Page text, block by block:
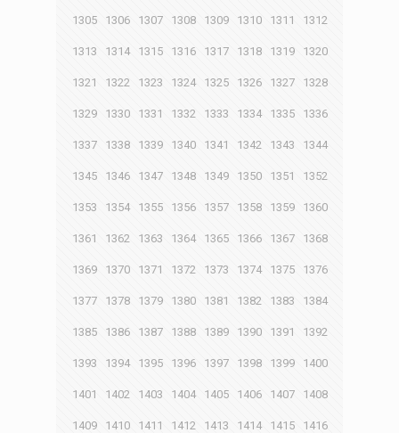
1305 1306 1307 1308 1309 1310 1311 1312
1313 1314 1315 1316 1317 1318 1319 1320
1321 1322 1323 1324 1325 1326 1327 1328
1329 1330 1331 1332 1333 1334 1335 1336
1337 1338 1339 1340 1341 1342 1343 1344
1345 1346 1347 1348 1349 1350 1351 1352
1353 1354 1355 1356 1357 1358 1359 1360
1361 1362 1363 1364 1365 1366 1367 1368
1369 1370 1371 1372 1373 1374 1375 1376
1377 1378 1379 1380 1381 1382 1383 1384
1385 1386 1387 1388 1389 1390 1391 1392
1393 1394 1395 1396 1397 1398 1399 1400
1401 1402 1403 1404 1405 1406 1407 1408
1409 1410 1411 1412 1413 1414 1415 1416